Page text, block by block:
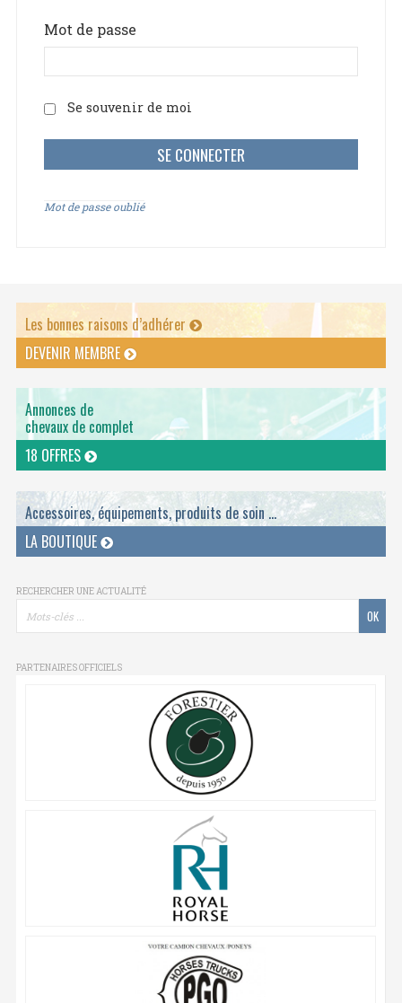
Mot de passe
Se souvenir de moi
Mot de passe oublié
Les bonnes raisons d’adhérer
DEVENIR MEMBRE
Annonces de
chevaux de complet
18 OFFRES
Accessoires, équipements, produits de soin ...
LA BOUTIQUE
RECHERCHER UNE ACTUALITÉ
PARTENAIRES OFFICIELS